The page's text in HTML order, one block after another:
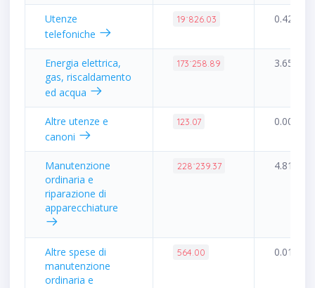
Utenze
telefoniche
19˙826.03 0.42%
Energia elettrica,
gas, riscaldamento
ed acqua
173˙258.89 3.65%
Altre utenze e
canoni
123.07 0.00%
Manutenzione
ordinaria e
riparazione di
apparecchiature
228˙239.37 4.81%
Altre spese di
manutenzione
ordinaria e
564.00 0.01%